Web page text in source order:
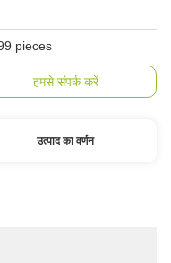
pieces
हमसे संपर्क करें
उत्पाद का वर्णन